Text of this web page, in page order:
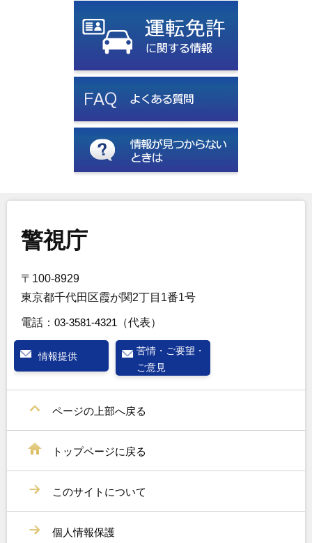
警視庁
〒100-8929
東京都千代田区霞が関2丁目1番1号
電話： 03-3581-4321 （代表）
情報提供
苦情・ご要望・
ご意見
ページの上部へ戻る
トップページに戻る
このサイトについて
個人情報保護